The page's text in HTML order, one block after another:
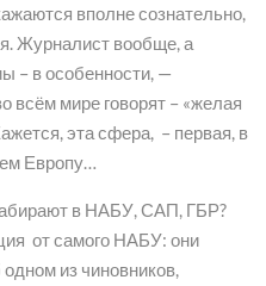
вполне сознательно,
Журналист вообще, а
– в особенности, —
всём мире говорят – «желая
эта сфера, – первая, в
Европу…
в НАБУ, САП, ГБР?
от самого НАБУ: они
из чиновников,